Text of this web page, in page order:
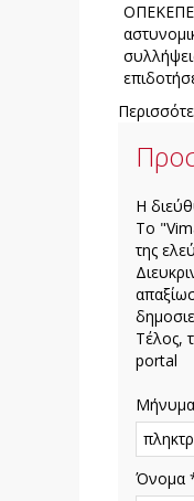
H
Το
της
Τέλος,
portal
Όνομα